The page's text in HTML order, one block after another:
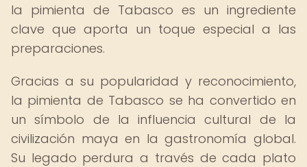
la pimienta de Tabasco es un ingrediente
clave que aporta un toque especial a las
preparaciones.
Gracias a su popularidad y reconocimiento,
la pimienta de Tabasco se ha convertido en
un símbolo de la influencia cultural de la
civilización maya en la gastronomía global.
Su legado perdura a través de cada plato